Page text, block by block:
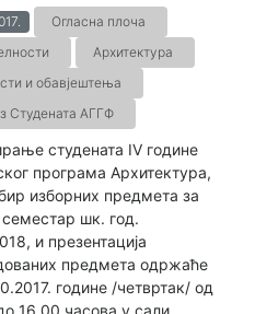
Огласна плоча
Архитектура
и обавјештења
Студената АГГФ
студената IV године
програма Архитектура,
изборних предмета за
шк. год.
и презентација
предмета одржаће
године /четвртак/ од
16.00 часова у сали